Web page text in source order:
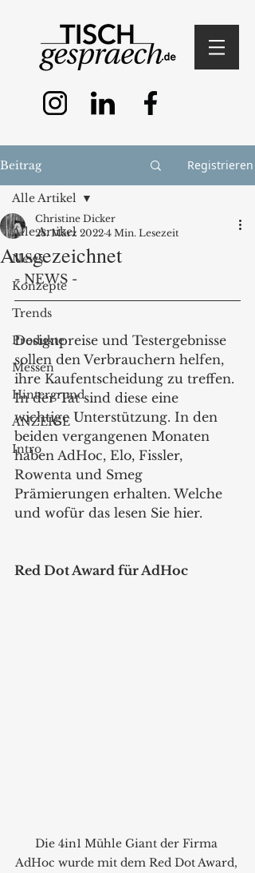
Beitrag Registrieren
Alle Artikel
News
Konzepte
Trends
Produkte
Messen
Hintergrund
ANZEIGE
Intro
Alle Artikel
Ausgezeichnet
Christine Dicker
28. März 2022 4 Min. Lesezeit
- NEWS -
Designpreise und Testergebnisse
sollen den Verbrauchern helfen,
ihre Kaufentscheidung zu treffen.
In der Tat sind diese eine
wichtige Unterstützung. In den
beiden vergangenen Monaten
haben AdHoc, Elo, Fissler,
Rowenta und Smeg
Prämierungen erhalten. Welche
und wofür das lesen Sie hier.
Red Dot Award für AdHoc
Die 4in1 Mühle Giant der Firma
AdHoc wurde mit dem Red Dot Award,